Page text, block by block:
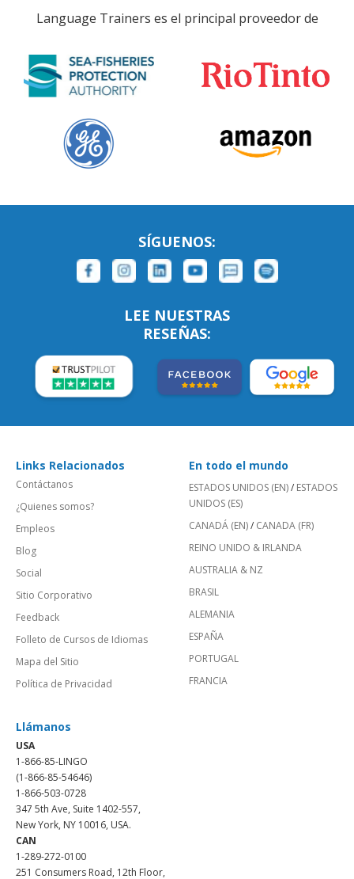
Language Trainers es el principal proveedor de
SÍGUENOS:
LEE NUESTRAS
RESEÑAS:
Links Relacionados
Contáctanos
¿Quienes somos?
Empleos
Blog
Social
Sitio Corporativo
Feedback
Folleto de Cursos de Idiomas
Mapa del Sitio
Política de Privacidad
En todo el mundo
ESTADOS UNIDOS (EN)/ ESTADOS
UNIDOS (ES)
CANADÁ (EN)/ CANADA (FR)
REINO UNIDO & IRLANDA
AUSTRALIA & NZ
BRASIL
ALEMANIA
ESPAÑA
PORTUGAL
FRANCIA
Llámanos
USA
1-866-85-LINGO
(1-866-85-54646)
1-866-503-0728
347 5th Ave, Suite 1402-557,
New York, NY 10016, USA.
CAN
1-289-272-0100
251 Consumers Road, 12th Floor,